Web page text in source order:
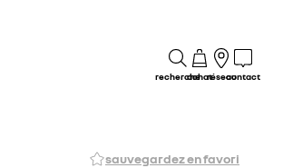
rechercheachatréseaucontact
sauvegardez en favori